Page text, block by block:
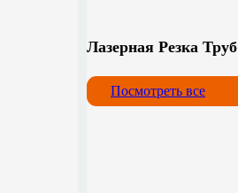
Лазерная Резка Труб
Посмотреть все